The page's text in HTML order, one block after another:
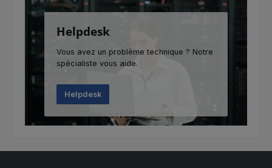
Helpdesk
Vous avez un problème technique ? Notre
spécialiste vous aide.
Helpdesk